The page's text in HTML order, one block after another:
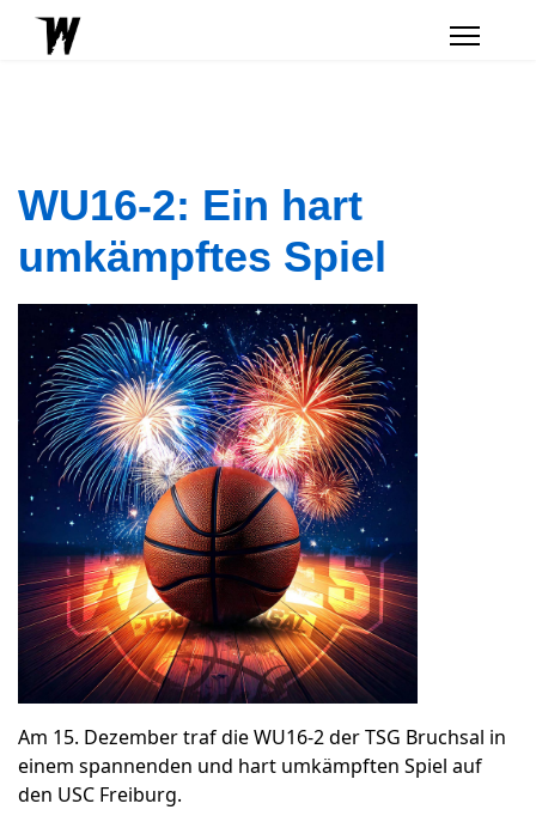
WU16-2: Ein hart
umkämpftes Spiel
Am 15. Dezember traf die WU16-2 der TSG Bruchsal in
einem spannenden und hart umkämpften Spiel auf
den USC Freiburg.